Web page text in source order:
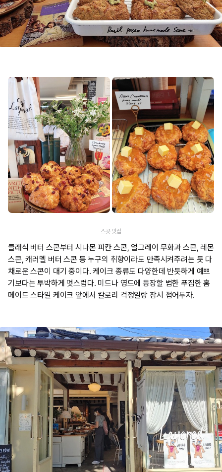
스콧 맛집
클래식 버터 스콘부터 시나몬 피칸 스콘, 얼그레이 무화과 스콘, 레몬
스콘, 캐러멜 버터 스콘 등 누구의 취향이라도 만족시켜주려는 듯 다
채로운 스콘이 대기 중이다. 케이크 종류도 다양한데 반듯하게 예쁘
기보다는 투박하게 멋스럽다. 미드나 영드에 등장할 법한 푸짐한 홈
메이드 스타일 케이크 앞에서 칼로리 걱정일랑 잠시 접어두자.